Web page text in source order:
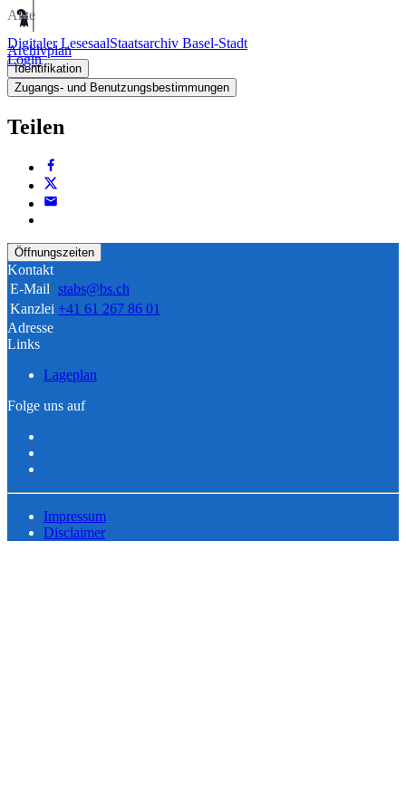
Digitaler LesesaalStaatsarchiv Basel-Stadt
Login
Akte
Archivplan
Identifikation
Zugangs- und Benutzungsbestimmungen
Teilen
Öffnungszeiten
Kontakt
E-Mail stabs@bs.ch
Kanzlei +41 61 267 86 01
Adresse
Links
Lageplan
Folge uns auf
Impressum
Disclaimer